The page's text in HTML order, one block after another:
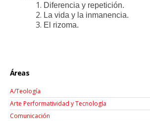
Diferencia y repetición.
La vida y la inmanencia.
El rizoma.
Áreas
A/Teología
Arte Performatividad y Tecnología
Comunicación